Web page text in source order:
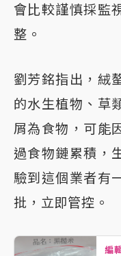
會比較謹慎採監
整。
劉芳銘指出，絨
的水生植物、草
屑為食物，可能
過食物鏈累積，
驗到這個業者有
批，立即管控。
編